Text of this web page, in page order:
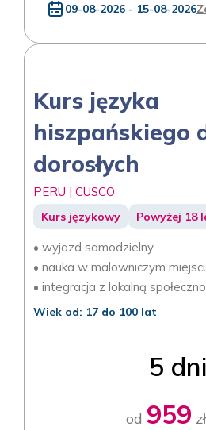
09-08-2026 - 15-08-2026
Kurs języka
hiszpańskiego
dorosłych
PERU | CUSCO
Kurs językowy Powyżej 18
• wyjazd samodzielny
• nauka w malowniczym
• integracja z lokalną
Wiek od: 17 do 100 lat
5 dni
od 959 zł